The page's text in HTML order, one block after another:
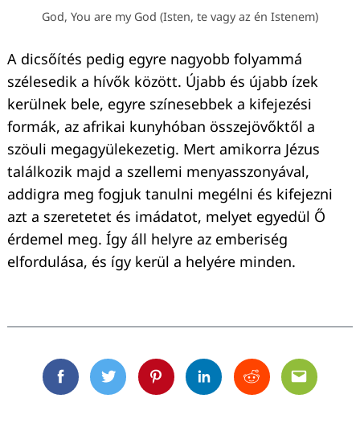
God, You are my God (Isten, te vagy az én Istenem)
A dicsőítés pedig egyre nagyobb folyammá
szélesedik a hívők között. Újabb és újabb ízek
kerülnek bele, egyre színesebbek a kifejezési
formák, az afrikai kunyhóban összejövőktől a
szöuli megagyülekezetig. Mert amikorra Jézus
találkozik majd a szellemi menyasszonyával,
addigra meg fogjuk tanulni megélni és kifejezni
azt a szeretetet és imádatot, melyet egyedül Ő
érdemel meg. Így áll helyre az emberiség
elfordulása, és így kerül a helyére minden.
FacebookTwitterPinterestLinkedinRedditEmail